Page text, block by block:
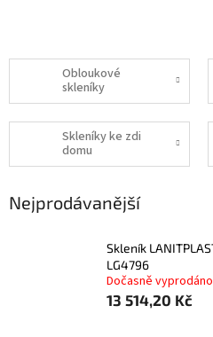
Obloukové
skleníky
Skleníky ke zdi
domu
Nejprodávanější
skleník LANITPLAST TIBERUS SE 3x4 m PC 6 mm
LG4796
Dočasně vyprodáno
13 514,20 Kč